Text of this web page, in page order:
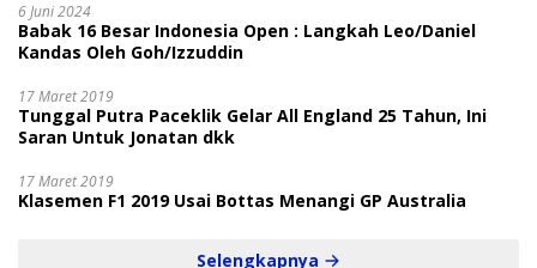
6 Juni 2024
Babak 16 Besar Indonesia Open : Langkah Leo/Daniel
Kandas Oleh Goh/Izzuddin
17 Maret 2019
Tunggal Putra Paceklik Gelar All England 25 Tahun, Ini
Saran Untuk Jonatan dkk
17 Maret 2019
Klasemen F1 2019 Usai Bottas Menangi GP Australia
Selengkapnya